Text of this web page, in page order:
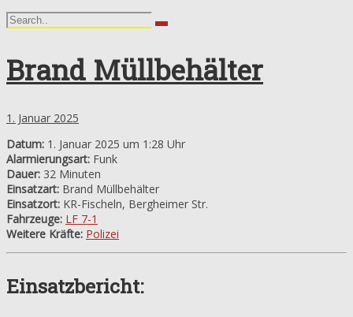
Brand Müllbehälter
1. Januar 2025
Datum: 1. Januar 2025 um 1:28 Uhr
Alarmierungsart: Funk
Dauer: 32 Minuten
Einsatzart: Brand Müllbehälter
Einsatzort: KR-Fischeln, Bergheimer Str.
Fahrzeuge: LF 7-1
Weitere Kräfte: Polizei
Einsatzbericht: